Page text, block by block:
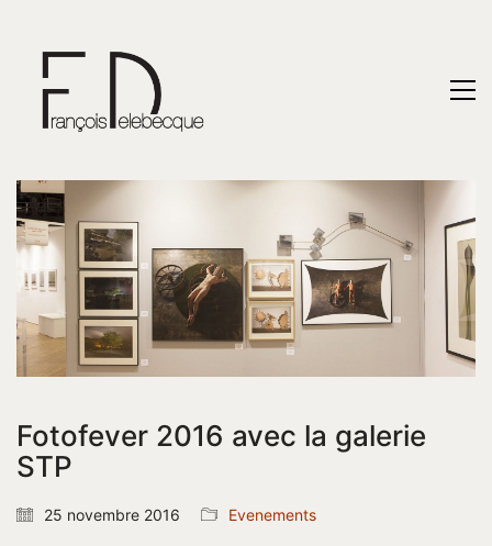
Fotofever 2016 avec la galerie
STP
25 novembre 2016 Evenements